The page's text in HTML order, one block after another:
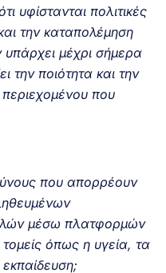
υφίστανται πολιτικές
την καταπολέμηση
μέχρι σήμερα
την ποιότητα και την
περιεχομένου που
που απορρέουν
μέσω πλατφορμών
όπως η υγεία, τα